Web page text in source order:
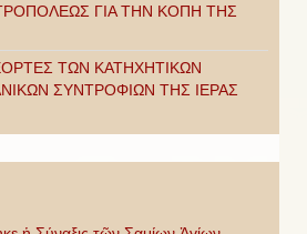
ΓΙΑ ΤΗΝ ΚΟΠΗ ΤΗΣ
ΤΩΝ ΚΑΤΗΧΗΤΙΚΩΝ
ΣΥΝΤΡΟΦΙΩΝ ΤΗΣ ΙΕΡΑΣ